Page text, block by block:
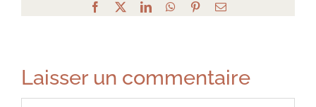
Facebook LinkedInWhatsApp
PinterestEmail
Laisser un commentaire